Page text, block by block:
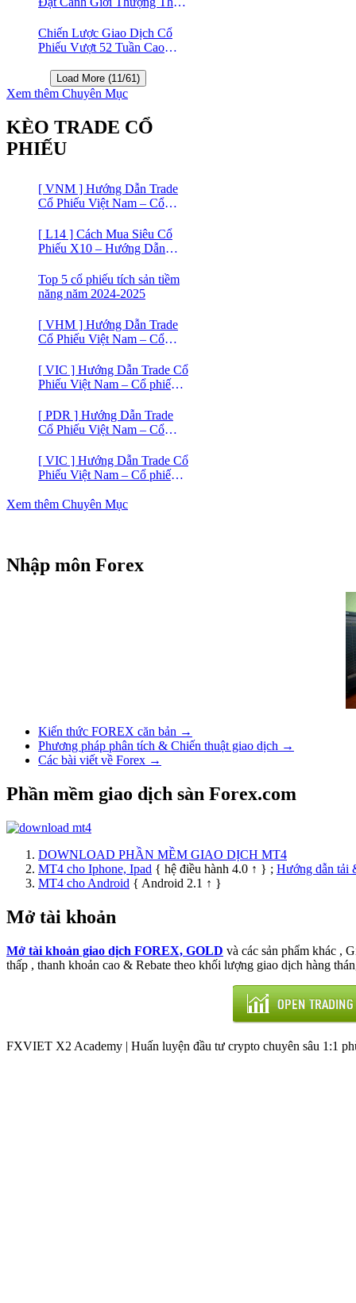
Chiến Lược Giao Dịch Cổ
Phiếu Vượt 52 Tuần Cao
Screener
Load More (11/61)
Xem thêm Chuyên Mục
KÈO TRADE CỔ
PHIẾU
[ VNM ] Hướng Dẫn Trade
Cổ Phiếu Việt Nam – Cổ
[ L14 ] Cách Mua Siêu Cổ
Phiếu X10 – Hướng Dẫn
Cổ phiếu BĐS Licogi 14
Top 5 cổ phiếu tích sản tiềm
năng năm 2024-2025
[ VHM ] Hướng Dẫn Trade
Cổ Phiếu Việt Nam – Cổ
[ VIC ] Hướng Dẫn Trade Cổ
Phiếu Việt Nam – Cổ phiếu
[ PDR ] Hướng Dẫn Trade
Cổ Phiếu Việt Nam – Cổ
[ VIC ] Hướng Dẫn Trade Cổ
Phiếu Việt Nam – Cổ phiếu
Xem thêm Chuyên Mục
Nhập môn Forex
Kiến thức FOREX căn bản →
Phương pháp phân tích & Chiến thuật giao dịch →
Các bài viết về Forex →
Phần mềm giao dịch sàn Forex.com
DOWNLOAD PHẦN MỀM GIAO DỊCH MT4
MT4 cho Iphone, Ipad { hệ điều hành 4.0 ↑ } ; Hướng dẫn tải
MT4 cho Android { Android 2.1 ↑ }
Mở tài khoản
Mở tài khoản giao dịch FOREX, GOLD và các sản phẩm khác ,
thấp , thanh khoản cao & Rebate theo khối lượng giao dịch hàng
FXVIET X2 Academy | Huấn luyện đầu tư crypto chuyên sâu 1:1